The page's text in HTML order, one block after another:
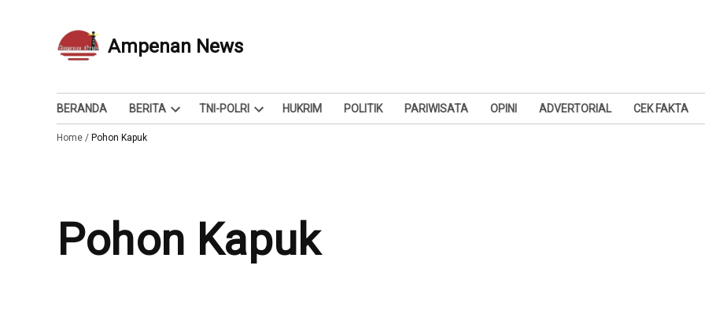
Ampenan News
Berita dan Info
BERANDA BERITA
Open
TNI-POLRI
Open
HUKRIM POLITIK PARIWISATA OPINI ADVERTORIAL CEK FAKTA
Home / Pohon Kapuk
Pohon Kapuk